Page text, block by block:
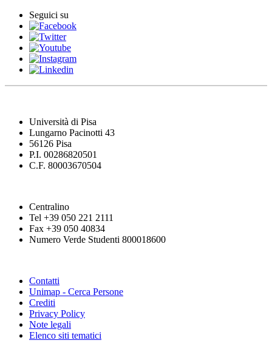
Seguici su
Università di Pisa
Lungarno Pacinotti 43
56126 Pisa
P.I. 00286820501
C.F. 80003670504
Centralino
Tel +39 050 221 2111
Fax +39 050 40834
Numero Verde Studenti 800018600
Contatti
Unimap - Cerca Persone
Crediti
Privacy Policy
Note legali
Elenco siti tematici